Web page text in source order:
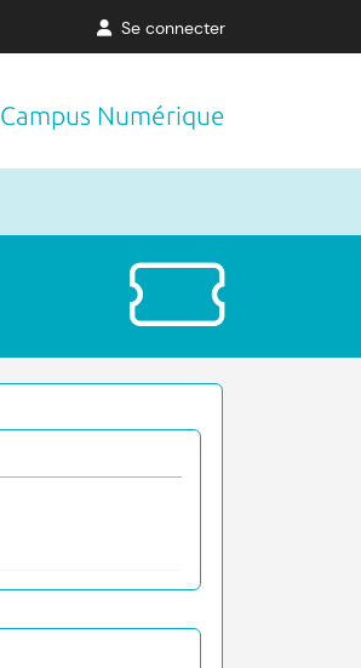
Se connecter
Campus Numérique